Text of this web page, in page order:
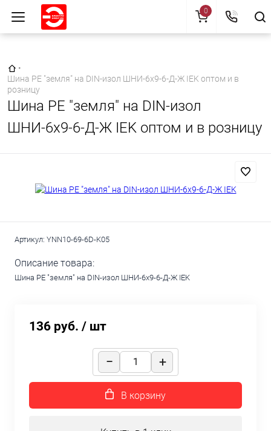
Главная страница
•
Шина PE "земля" на DIN-изол ШНИ-6х9-6-Д-Ж IEK оптом и в
розницу
Шина PE "земля" на DIN-изол
ШНИ-6х9-6-Д-Ж IEK оптом и в розницу
Артикул: YNN10-69-6D-K05
Описание товара:
Шина PE "земля" на DIN-изол ШНИ-6х9-6-Д-Ж IEK
136 руб. / шт
В корзину
0